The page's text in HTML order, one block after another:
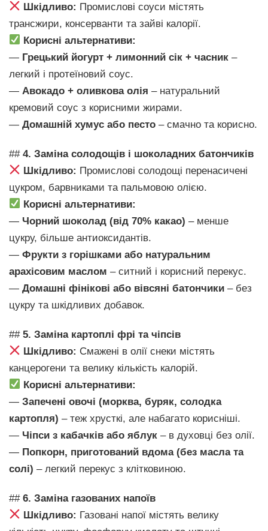
Шкідливо: Промислові соуси містять
трансжири, консерванти та зайві калорії.
Корисні альтернативи:
— Грецький йогурт + лимонний сік + часник –
легкий і протеїновий соус.
— Авокадо + оливкова олія – натуральний
кремовий соус з корисними жирами.
— Домашній хумус або песто – смачно та корисно.
## 4. Заміна солодощів і шоколадних батончиків
Шкідливо: Промислові солодощі перенасичені
цукром, барвниками та пальмовою олією.
Корисні альтернативи:
— Чорний шоколад (від 70% какао) – менше
цукру, більше антиоксидантів.
— Фрукти з горішками або натуральним
арахісовим маслом – ситний і корисний перекус.
— Домашні фінікові або вівсяні батончики – без
цукру та шкідливих добавок.
## 5. Заміна картоплі фрі та чіпсів
Шкідливо: Смажені в олії снеки містять
канцерогени та велику кількість калорій.
Корисні альтернативи:
— Запечені овочі (морква, буряк, солодка
картопля) – теж хрусткі, але набагато корисніші.
— Чіпси з кабачків або яблук – в духовці без олії.
— Попкорн, приготований вдома (без масла та
солі) – легкий перекус з клітковиною.
## 6. Заміна газованих напоїв
Шкідливо: Газовані напої містять велику